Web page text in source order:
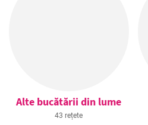
Alte bucătării din lume
43 rețete